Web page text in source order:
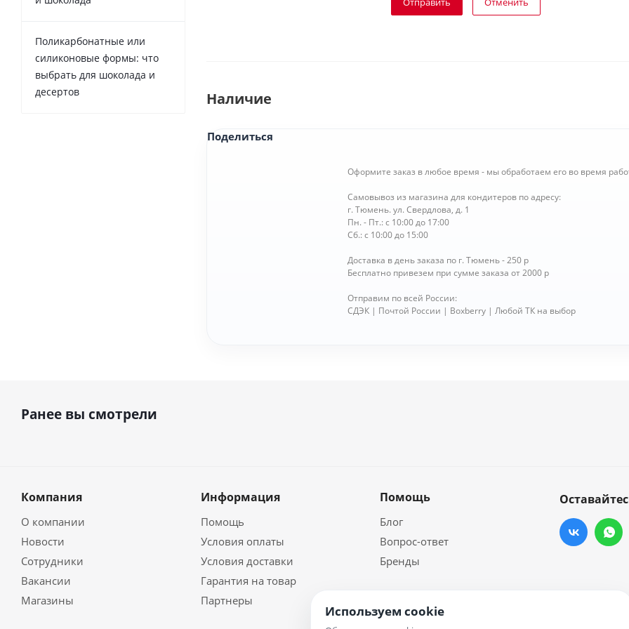
Наличие
Поделиться
Оформите заказ в любое время - мы обработаем его во время
Самовывоз из магазина для кондитеров по адресу:
г. Тюмень. ул. Свердлова, д. 1
Пн. - Пт.: с 10:00 до 17:00
Сб.: с 10:00 до 15:00
Доставка в день заказа по г. Тюмень - 250 р
Бесплатно привезем при сумме заказа от 2000 р
Отправим по всей России:
СДЭК | Почтой России | Boxberry | Любой ТК на выбор
Поликарбонатные или
силиконовые формы: что
выбрать для шоколада и
десертов
Ранее вы смотрели
Компания
О компании
Новости
Сотрудники
Вакансии
Магазины
Информация
Помощь
Условия оплаты
Условия доставки
Гарантия на товар
Партнеры
Помощь
Блог
Вопрос-ответ
Бренды
Используем cookie